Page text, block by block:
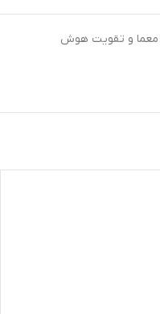
معما و تقویت هوش